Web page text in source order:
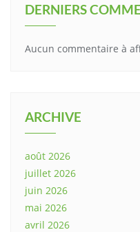
DERNIERS
Aucun commentaire à
ARCHIVE
août 2026
juillet 2026
juin 2026
mai 2026
avril 2026